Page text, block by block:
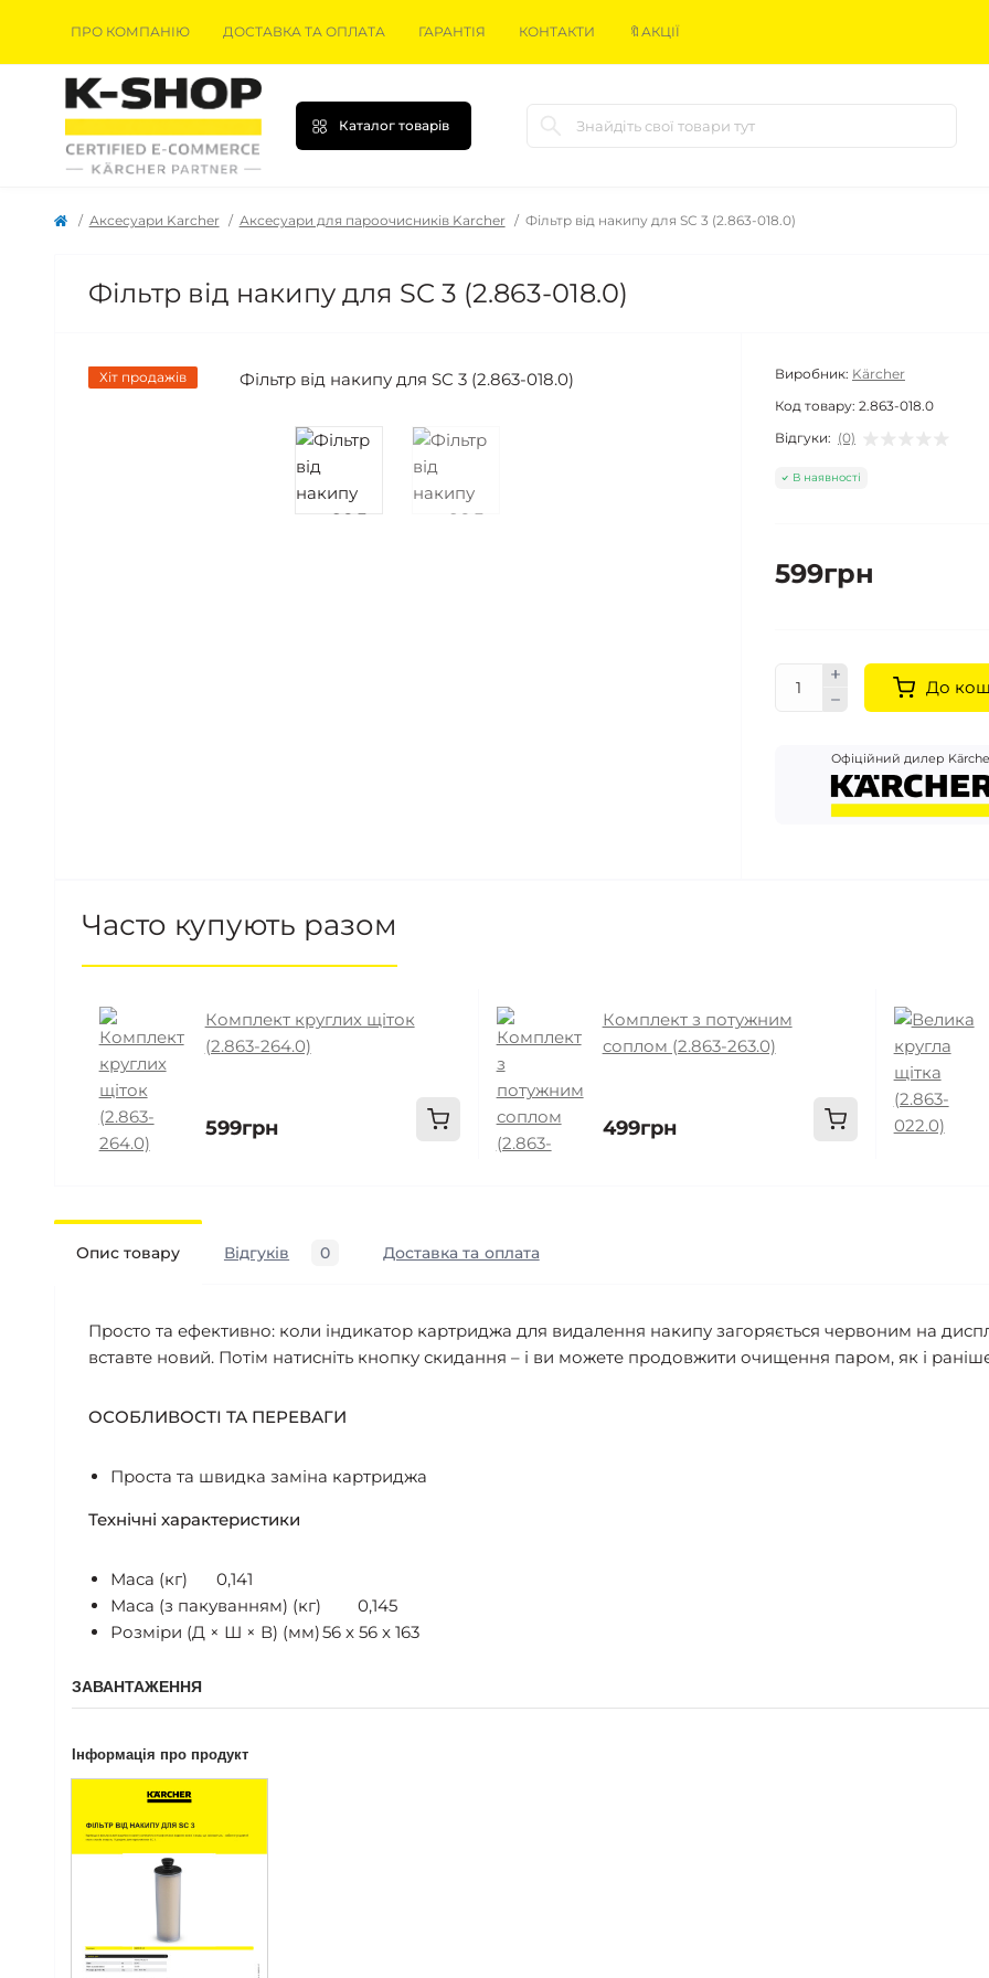
ПРО КОМПАНІЮ ДОСТАВКА ТА ОПЛАТА ГАРАНТІЯ КОНТАКТИ 🔖АКЦІЇ
Каталог товарів
Аксесуари Karcher Аксесуари для пароочисників Karcher Фільтр від накипу для SC 3 (2.863-018.0)
Фільтр від накипу для SC 3 (2.863-018.0)
Хіт продажів Виробник: Kärcher
Код товару: 2.863-018.0
Відгуки: (0)
В наявності
599грн
До
Офіційний дилер
Часто купують разом
Комплект круглих щіток
(2.863-264.0)
599грн
Комплект з потужним
соплом (2.863-263.0)
499грн
Опис товару Відгуків 0 Доставка та оплата
Просто та ефективно: коли індикатор картриджа для видалення накипу загоряється червоним на
вставте новий. Потім натисніть кнопку скидання – і ви можете продовжити очищення паром, як і
ОСОБЛИВОСТІ ТА ПЕРЕВАГИ
Проста та швидка заміна картриджа
Технічні характеристики
Маса (кг)
0,141
Маса (з пакуванням) (кг)
0,145
Розміри (Д × Ш × В) (мм)56 x 56 x 163
ЗАВАНТАЖЕННЯ
Інформація про продукт